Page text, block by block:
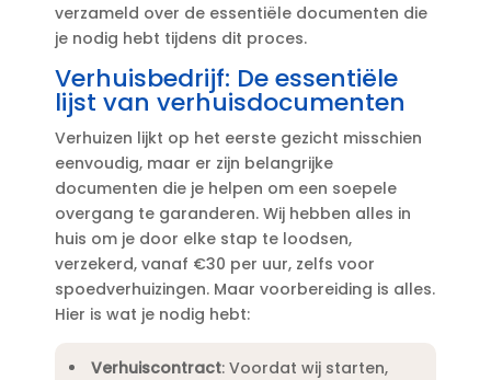
verzameld over de essentiële documenten die
je nodig hebt tijdens dit proces.​
Verhuisbedrijf: De essentiële
lijst van verhuisdocumenten
Verhuizen lijkt op het eerste gezicht misschien
eenvoudig, maar er zijn belangrijke
documenten die je helpen om een soepele
overgang te garanderen.​ Wij hebben alles in
huis om je door elke stap te loodsen,
verzekerd, vanaf €30 per uur, zelfs voor
spoedverhuizingen.​ Maar voorbereiding is alles.​
Hier is wat je nodig hebt:
Verhuiscontract: Voordat wij starten,